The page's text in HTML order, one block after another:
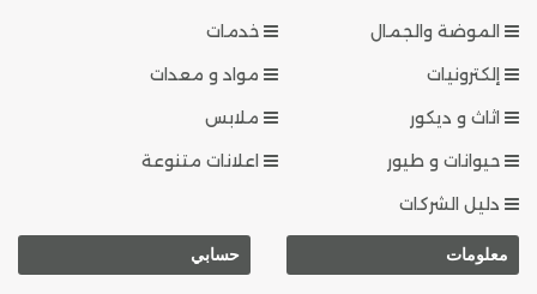
الموضة والجمال
خدمات
إلكترونيات
مواد و معدات
اثاث و ديكور
ملابس
حيوانات و طيور
اعلانات متنوعة
دليل الشركات
معلومات حسابي